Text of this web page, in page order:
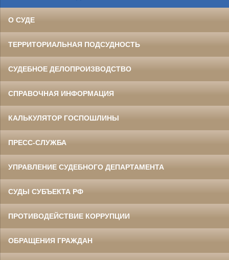
О СУДЕ
ТЕРРИТОРИАЛЬНАЯ ПОДСУДНОСТЬ
СУДЕБНОЕ ДЕЛОПРОИЗВОДСТВО
СПРАВОЧНАЯ ИНФОРМАЦИЯ
КАЛЬКУЛЯТОР ГОСПОШЛИНЫ
ПРЕСС-СЛУЖБА
УПРАВЛЕНИЕ СУДЕБНОГО ДЕПАРТАМЕНТА
СУДЫ СУБЪЕКТА РФ
ПРОТИВОДЕЙСТВИЕ КОРРУПЦИИ
ОБРАЩЕНИЯ ГРАЖДАН